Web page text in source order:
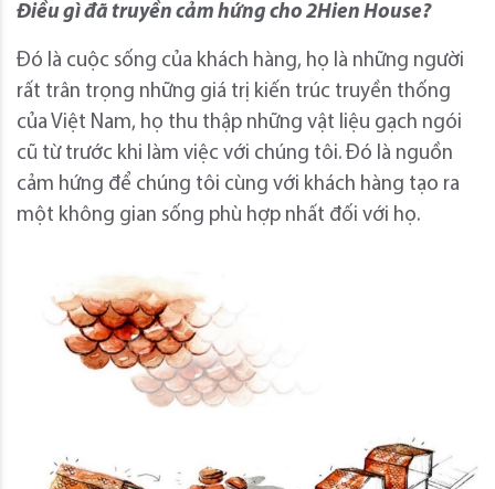
Điều gì đã truyền cảm hứng cho 2Hien House?
Đó là cuộc sống của khách hàng, họ là những người
rất trân trọng những giá trị kiến trúc truyền thống
của Việt Nam, họ thu thập những vật liệu gạch ngói
cũ từ trước khi làm việc với chúng tôi. Đó là nguồn
cảm hứng để chúng tôi cùng với khách hàng tạo ra
một không gian sống phù hợp nhất đối với họ.